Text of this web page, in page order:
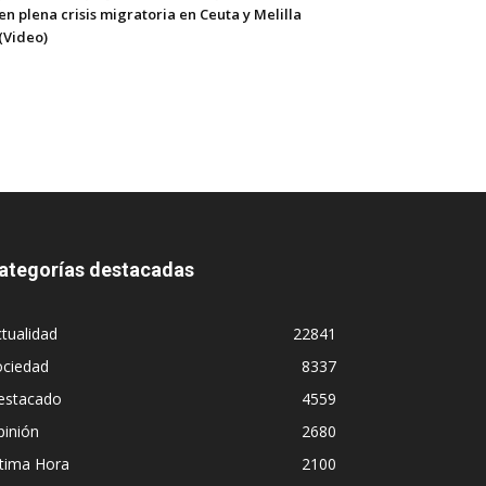
en plena crisis migratoria en Ceuta y Melilla
(Video)
destacadas
22841
8337
4559
2680
Hora
2100